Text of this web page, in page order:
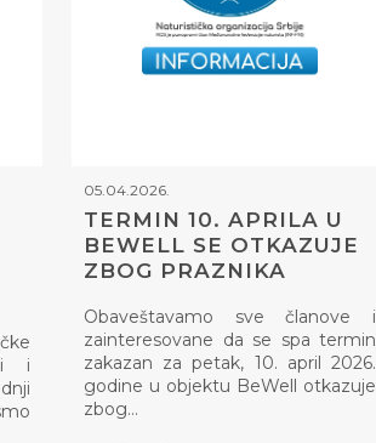
i
05.04.2026.
TERMIN 10. APRILA U
BEWELL SE OTKAZUJE
ZBOG PRAZNIKA
Obaveštavamo sve članove i
zainteresovane da se spa termin
zakazan za petak, 10. april 2026.
godine u objektu BeWell otkazuje
zbog…